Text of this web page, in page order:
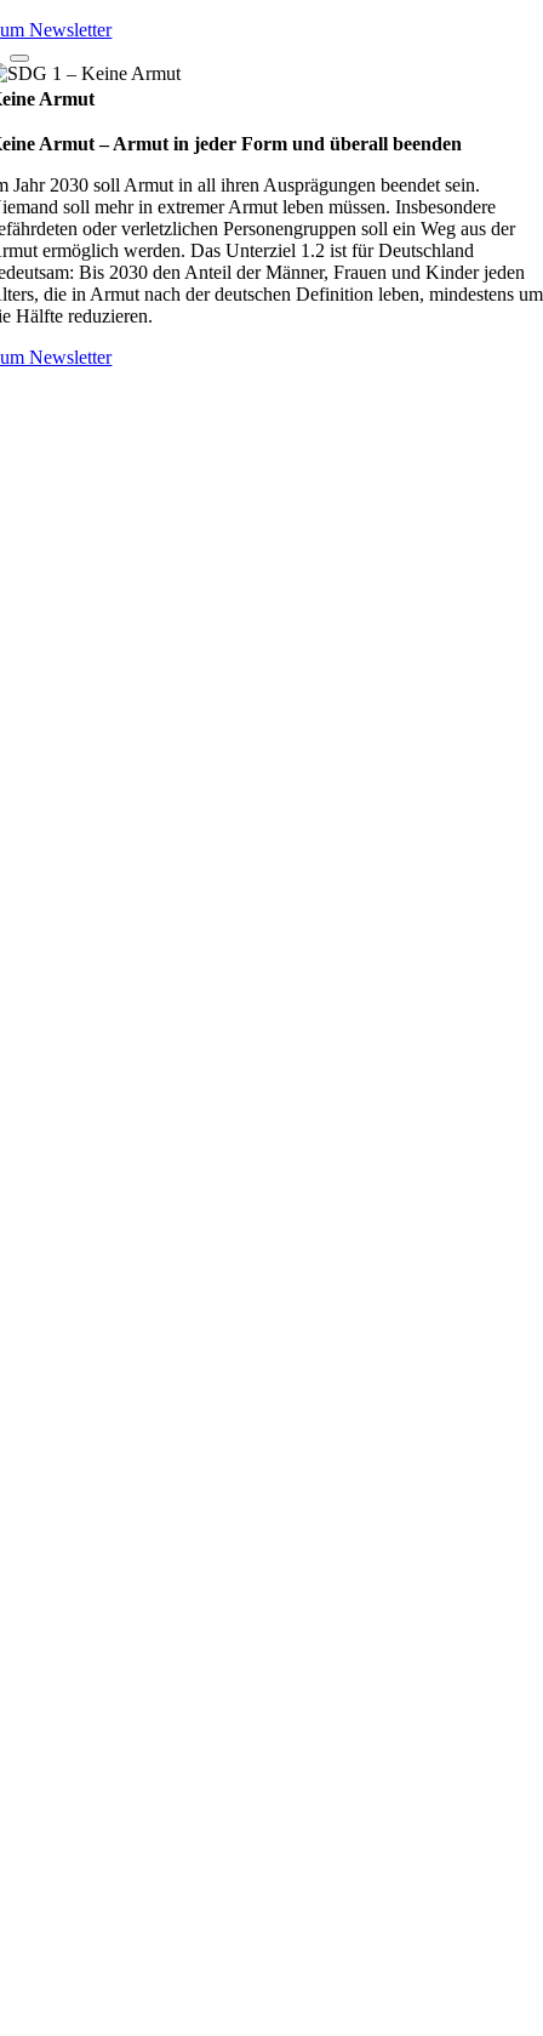
Newsletter
Armut
Armut – Armut in jeder Form und überall beenden
Jahr 2030 soll Armut in all ihren Ausprägungen beendet sein.
soll mehr in extremer Armut leben müssen. Insbesondere
oder verletzlichen Personengruppen soll ein Weg aus der
ermöglich werden. Das Unterziel 1.2 ist für Deutschland
Bis 2030 den Anteil der Männer, Frauen und Kinder jeden
die in Armut nach der deutschen Definition leben, mindestens um
Hälfte reduzieren.
Newsletter